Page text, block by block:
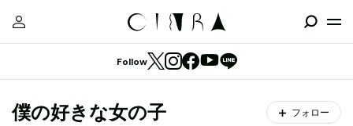
Follow
僕の好きな女の子 フォロー